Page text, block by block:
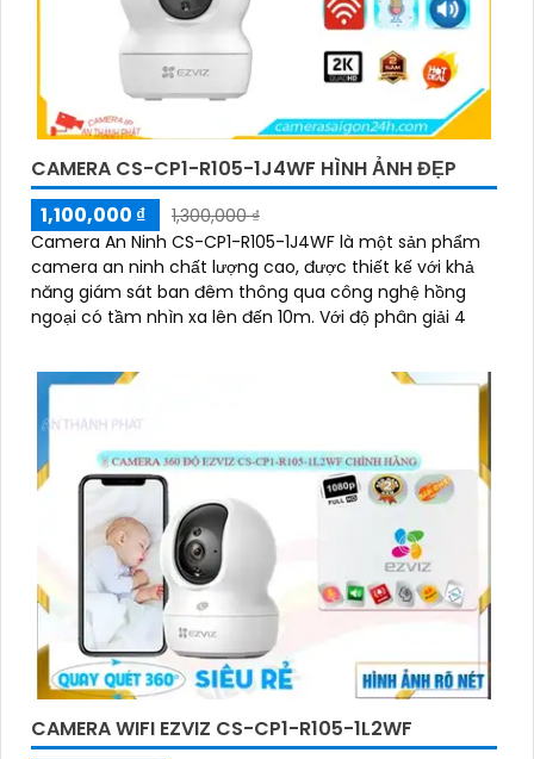
CAMERA CS-CP1-R105-1J4WF HÌNH ẢNH ĐẸP
1,100,000 ₫
1,300,000 ₫
Camera An Ninh CS-CP1-R105-1J4WF là một sản phẩm
camera an ninh chất lượng cao, được thiết kế với khả
năng giám sát ban đêm thông qua công nghệ hồng
ngoại có tầm nhìn xa lên đến 10m. Với độ phân giải 4
CAMERA WIFI EZVIZ CS-CP1-R105-1L2WF